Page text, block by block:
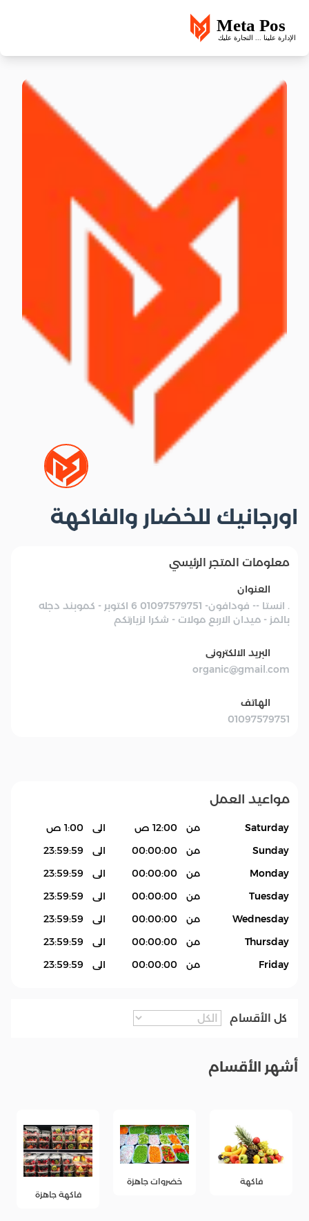
اورجانيك للخضار والفاكهة
معلومات المتجر الرئيسي
العنوان
. انستا -- فودافون- 01097579751 6 اكتوبر - كموبند دجله
بالمز - ميدان الاربع مولات - شكرا لزيارتكم
البريد الالكترونى
organic@gmail.com
الهاتف
01097579751
مواعيد العمل
Saturday من 12:00 ص الى
1:00 ص
Sunday
من 00:00:00 الى
23:59:59
Monday
من 00:00:00 الى
23:59:59
Tuesday
من 00:00:00 الى
23:59:59
Wednesday
من 00:00:00 الى
23:59:59
Thursday
من 00:00:00 الى
23:59:59
Friday
من 00:00:00 الى 23:59:59
كل الأقسام
أشهر الأقسام
فاكهة
خضروات جاهزة
فاكهة جاهزة